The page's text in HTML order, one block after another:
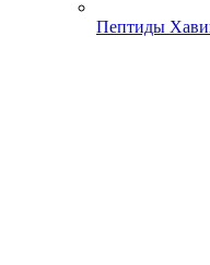
Пептиды